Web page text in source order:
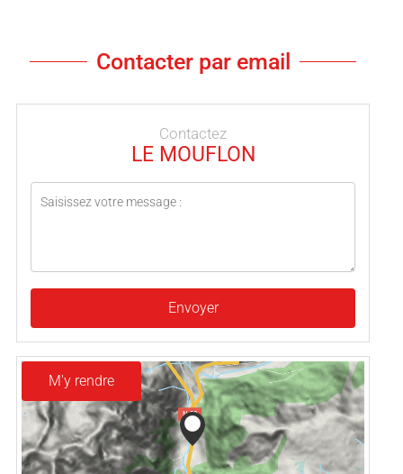
Contacter par email
Contactez
LE MOUFLON
Envoyer
M'y rendre